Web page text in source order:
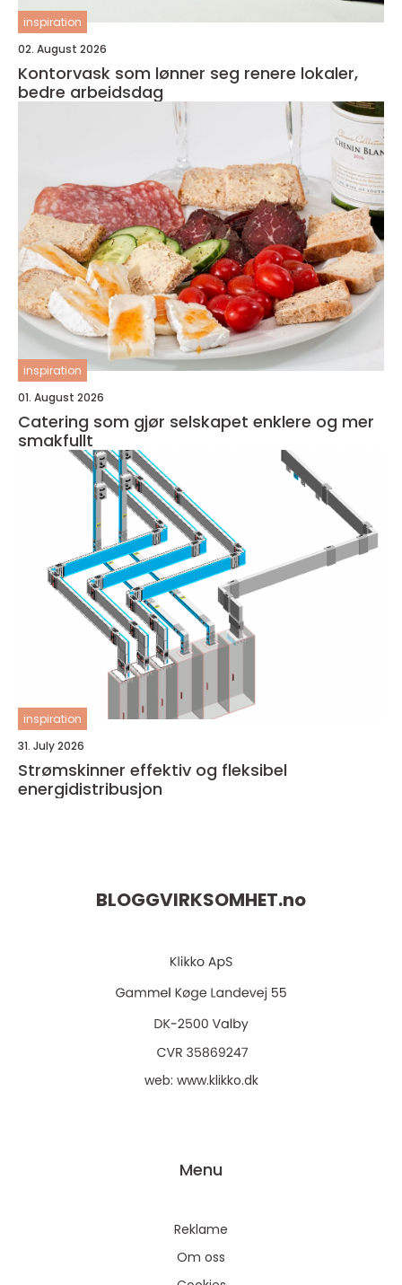
inspiration
02. August 2026
Kontorvask som lønner seg renere lokaler,
bedre arbeidsdag
inspiration
01. August 2026
Catering som gjør selskapet enklere og mer
smakfullt
inspiration
31. July 2026
Strømskinner effektiv og fleksibel
energidistribusjon
BLOGGVIRKSOMHET.no
web: www.klikko.dk
Menu
Reklame
Om oss